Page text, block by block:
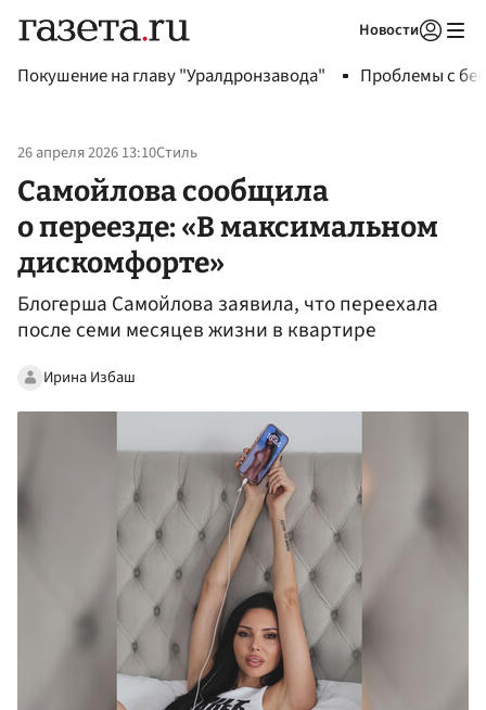
Новости
Покушение на главу "Уралдронзавода" Проблемы с
26 апреля 2026 13:10Стиль
Самойлова сообщила
о переезде: «В максимальном
дискомфорте»
Блогерша Самойлова заявила, что переехала
после семи месяцев жизни в квартире
Ирина Избаш